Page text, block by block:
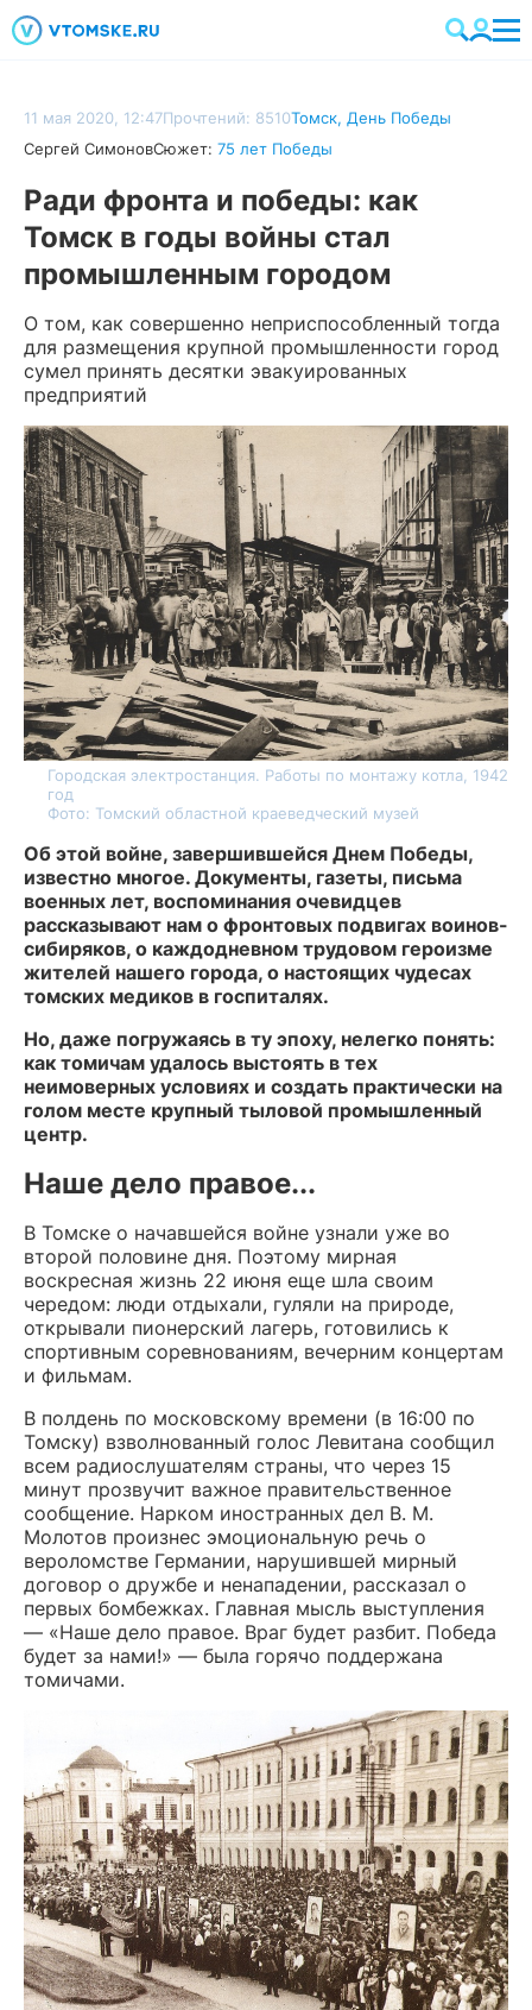
11 мая 2020, 12:47Прочтений: 8510Томск, День Победы
Сергей СимоновСюжет: 75 лет Победы
Ради фронта и победы: как
Томск в годы войны стал
промышленным городом
О том, как совершенно неприспособленный тогда
для размещения крупной промышленности город
сумел принять десятки эвакуированных
предприятий
Городская электростанция. Работы по монтажу котла, 1942
год
Фото: Томский областной краеведческий музей
Об этой войне, завершившейся Днем Победы,
известно многое. Документы, газеты, письма
военных лет, воспоминания очевидцев
рассказывают нам о фронтовых подвигах воинов-
сибиряков, о каждодневном трудовом героизме
жителей нашего города, о настоящих чудесах
томских медиков в госпиталях.
Но, даже погружаясь в ту эпоху, нелегко понять:
как томичам удалось выстоять в тех
неимоверных условиях и создать практически на
голом месте крупный тыловой промышленный
центр.
Наше дело правое...
В Томске о начавшейся войне узнали уже во
второй половине дня. Поэтому мирная
воскресная жизнь 22 июня еще шла своим
чередом: люди отдыхали, гуляли на природе,
открывали пионерский лагерь, готовились к
спортивным соревнованиям, вечерним концертам
и фильмам.
В полдень по московскому времени (в 16:00 по
Томску) взволнованный голос Левитана сообщил
всем радиослушателям страны, что через 15
минут прозвучит важное правительственное
сообщение. Нарком иностранных дел В. М.
Молотов произнес эмоциональную речь о
вероломстве Германии, нарушившей мирный
договор о дружбе и ненападении, рассказал о
первых бомбежках. Главная мысль выступления
— «Наше дело правое. Враг будет разбит. Победа
будет за нами!» — была горячо поддержана
томичами.